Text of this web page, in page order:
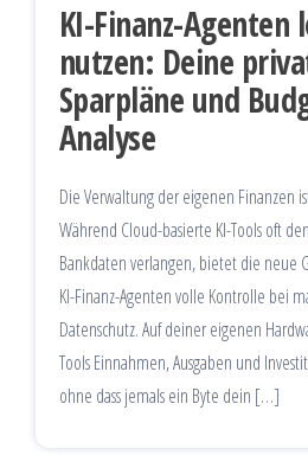
KI-Finanz-Agenten
nutzen: Deine
Sparpläne und
Analyse
Die Verwaltung der eigenen Finanzen
Während Cloud-basierte KI-Tools oft
Bankdaten verlangen, bietet die neue
KI-Finanz-Agenten volle Kontrolle bei
Datenschutz. Auf deiner eigenen
Tools Einnahmen, Ausgaben und
ohne dass jemals ein Byte dein […]